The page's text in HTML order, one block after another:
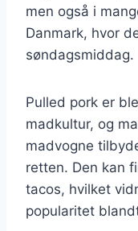
men også i
Danmark, hvor
søndagsmiddag.
Pulled pork er
madkultur, og
madvogne
retten. Den kan
tacos, hvilket
popularitet